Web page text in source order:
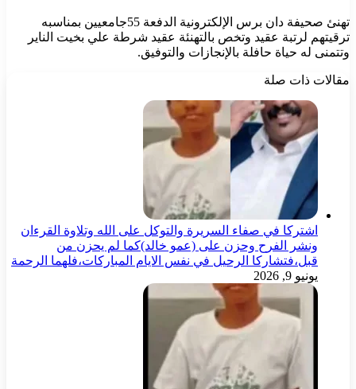
تهنئ صحيفة دان برس الإلكترونية الدفعة 55جامعيين بمناسبه
ترقيتهم لرتبة عقيد وتخص بالتهنئة عقيد شرطة علي بخيت الناير
وتتمنى له حياة حافلة بالإنجازات والتوفيق.
مقالات ذات صلة
اشتركا في صفاء السريرة والتوكل على الله وتلاوة القرءان
ونشر الفرح وحزن على (عمو خالد)كما لم يحزن من
قبل،فتشاركا الرحيل في نفس الايام المباركات،فلهما الرحمة
يونيو 9, 2026